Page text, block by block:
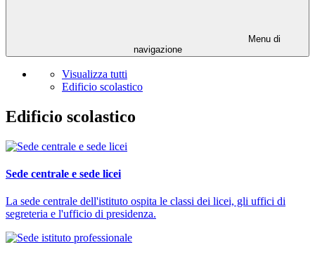
Menu di
navigazione
Visualizza tutti
Edificio scolastico
Edificio scolastico
Sede centrale e sede licei
La sede centrale dell'istituto ospita le classi dei licei, gli uffici di
segreteria e l'ufficio di presidenza.